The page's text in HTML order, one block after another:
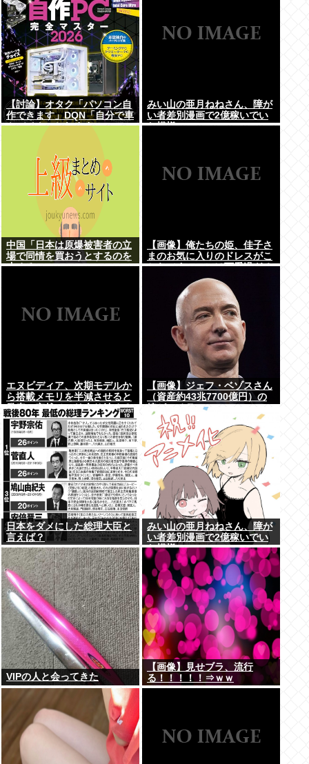
【討論】オタク「パソコン自
作できます」DQN「自分で車
やバイクいじれます」
みい山の亜月ねねさん、障が
い者差別漫画で2億稼いでい
た模様www
中国「日本は原爆被害者の立
場で同情を買おうとするのを
止めろ」
【画像】俺たちの姫、佳子さ
まのお気に入りのドレスがこ
ちらです←コレは可愛過ぎる
w w w w w w w w
エヌビディア、次期モデルか
ら搭載メモリを半減させると
発表。突然メモリ余り始める
www
【画像】ジェフ・ベゾスさん
（資産約43兆7700億円）の
嫁がコチラwww
日本をダメにした総理大臣と
言えば？
みい山の亜月ねねさん、障が
い者差別漫画で2億稼いでい
た模様www
VIPの人と会ってきた
【画像】見せブラ、流行
る！！！！！⇒ｗｗ